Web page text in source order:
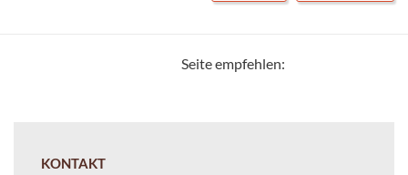
Seite empfehlen:
KONTAKT